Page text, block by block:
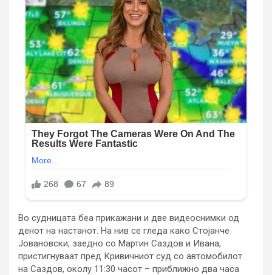
Во судницата беа прикажани и две видеоснимки од
денот на настанот. На нив се гледа како Стојанче
Јовановски, заедно со Мартин Саздов и Ивана,
пристигнуваат пред Кривичниот суд со автомобилот
на Саздов, околу 11:30 часот – приближно два часа